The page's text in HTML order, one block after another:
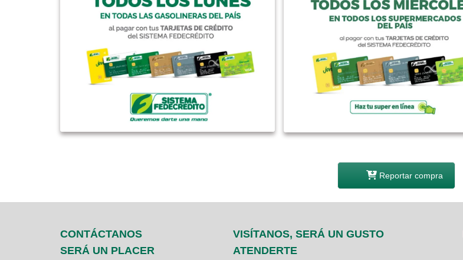
Reportar compra
CONTÁCTANOS
SERÁ UN PLACER
VISÍTANOS, SERÁ UN GUSTO
ATENDERTE